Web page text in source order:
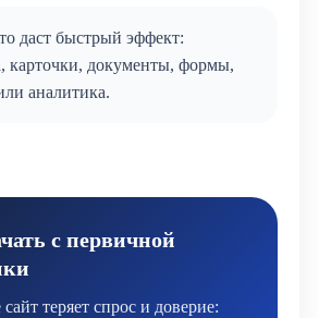
даст быстрый эффект:
карточки, документы, формы,
аналитика.
с первичной
теряет спрос и доверие: